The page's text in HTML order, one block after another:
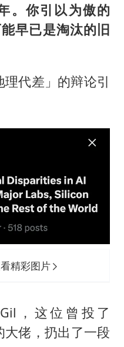
。你引以为傲的
早已是淘汰的旧
代差」的辩论引
精彩图片
，这位曾投了
佬，扔出了一段